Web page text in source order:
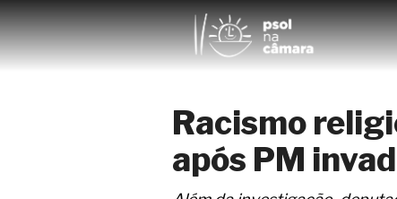
Racismo
após PM